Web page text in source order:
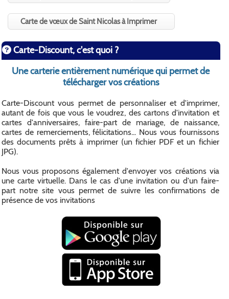
Carte de vœux de Saint Nicolas à Imprimer
Carte-Discount, c'est quoi ?
Une carterie entièrement numérique qui permet de
télécharger vos créations
Carte-Discount vous permet de personnaliser et d'imprimer,
autant de fois que vous le voudrez, des cartons d'invitation et
cartes d'anniversaires, faire-part de mariage, de naissance,
cartes de remerciements, félicitations... Nous vous fournissons
des documents prêts à imprimer (un fichier PDF et un fichier
JPG).
Nous vous proposons également d'envoyer vos créations via
une carte virtuelle. Dans le cas d'une invitation ou d'un faire-
part notre site vous permet de suivre les confirmations de
présence de vos invitations